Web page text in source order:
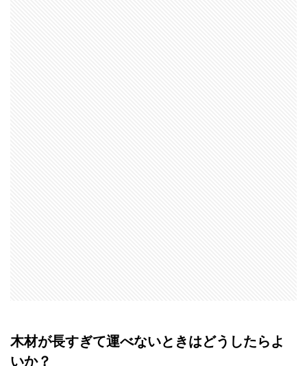
木材が長すぎて運べないときはどうしたらよ
いか？